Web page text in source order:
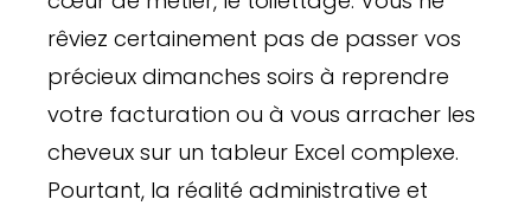
rêviez certainement pas de passer vos
précieux dimanches soirs à reprendre
votre facturation ou à vous arracher les
cheveux sur un tableur Excel complexe.
Pourtant, la réalité administrative et